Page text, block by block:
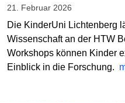
21. Februar 2026
Die KinderUni Lichtenberg
Wissenschaft an der HTW
Workshops können Kinder
Einblick in die Forschung.